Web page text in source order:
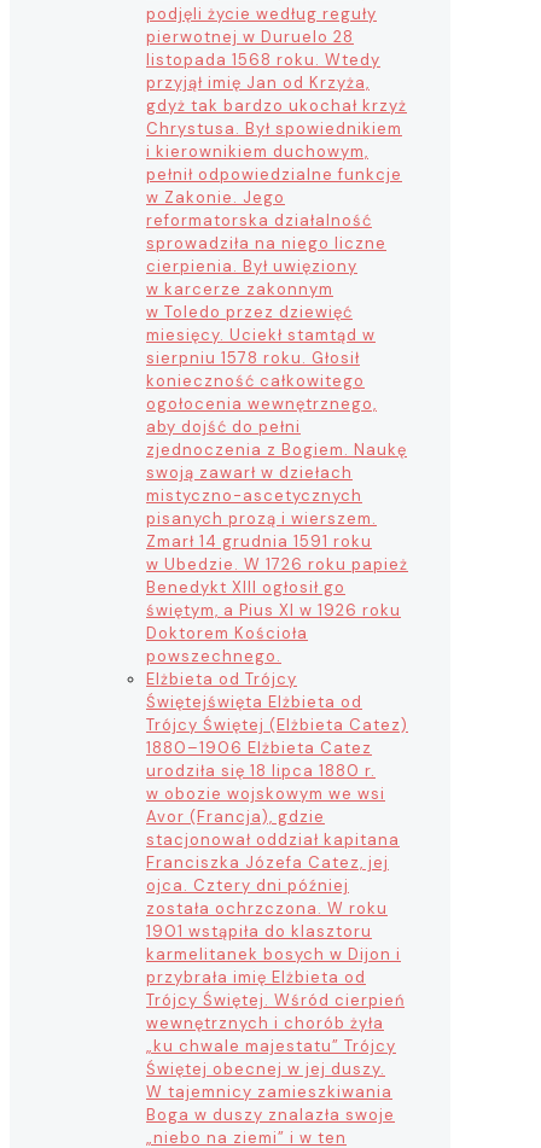
podjęli życie według reguły
pierwotnej w Duruelo 28
listopada 1568 roku. Wtedy
przyjął imię Jan od Krzyża,
gdyż tak bardzo ukochał krzyż
Chrystusa. Był spowiednikiem
i kierownikiem duchowym,
pełnił odpowiedzialne funkcje
w Zakonie. Jego
reformatorska działalność
sprowadziła na niego liczne
cierpienia. Był uwięziony
w karcerze zakonnym
w Toledo przez dziewięć
miesięcy. Uciekł stamtąd w
sierpniu 1578 roku. Głosił
konieczność całkowitego
ogołocenia wewnętrznego,
aby dojść do pełni
zjednoczenia z Bogiem. Naukę
swoją zawarł w dziełach
mistyczno-ascetycznych
pisanych prozą i wierszem.
Zmarł 14 grudnia 1591 roku
w Ubedzie. W 1726 roku papież
Benedykt XIII ogłosił go
świętym, a Pius XI w 1926 roku
Doktorem Kościoła
powszechnego.
Elżbieta od Trójcy
Świętejświęta Elżbieta od
Trójcy Świętej (Elżbieta Catez)
1880–1906 Elżbieta Catez
urodziła się 18 lipca 1880 r.
w obozie wojskowym we wsi
Avor (Francja), gdzie
stacjonował oddział kapitana
Franciszka Józefa Catez, jej
ojca. Cztery dni później
została ochrzczona. W roku
1901 wstąpiła do klasztoru
karmelitanek bosych w Dijon i
przybrała imię Elżbieta od
Trójcy Świętej. Wśród cierpień
wewnętrznych i chorób żyła
„ku chwale majestatu” Trójcy
Świętej obecnej w jej duszy.
W tajemnicy zamieszkiwania
Boga w duszy znalazła swoje
„niebo na ziemi” i w ten